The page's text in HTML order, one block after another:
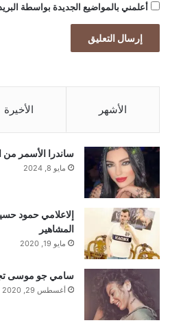
أعلمني بالمواضيع الجديدة بواسطة
الأشهر الأخيرة
ساندرا الأسمر من
مايو 8, 2024
إلاعلامي حمود
المشاهير
مايو 19, 2020
سامي جو موسى
أغسطس 29, 2020